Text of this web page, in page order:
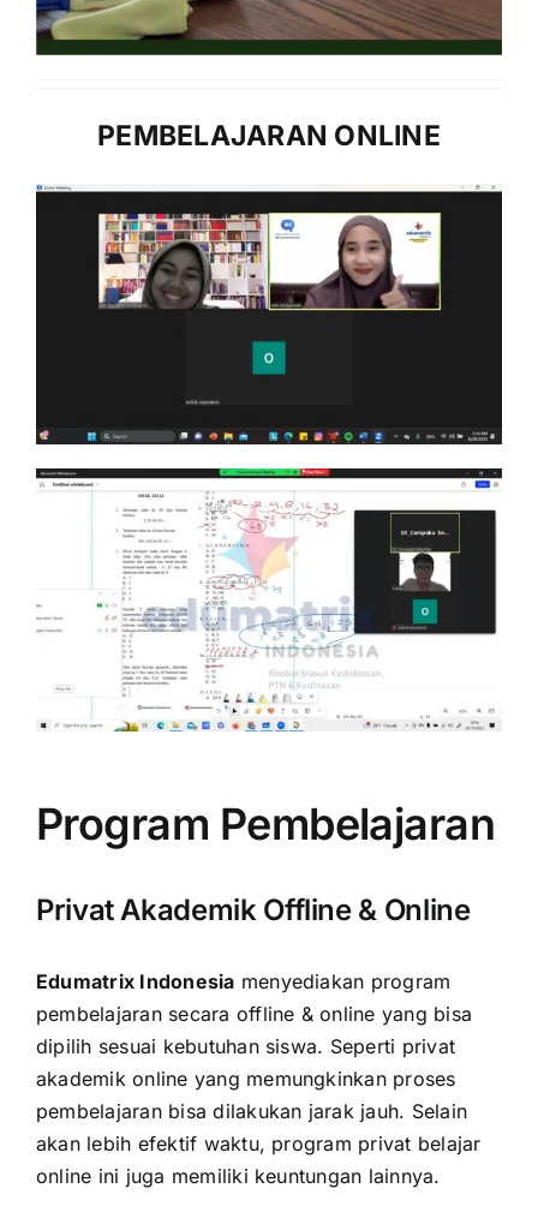
PEMBELAJARAN ONLINE
Program Pembelajaran
Privat Akademik Offline & Online
Edumatrix Indonesia menyediakan program
pembelajaran secara offline & online yang bisa
dipilih sesuai kebutuhan siswa. Seperti privat
akademik online yang memungkinkan proses
pembelajaran bisa dilakukan jarak jauh. Selain
akan lebih efektif waktu, program privat belajar
online ini juga memiliki keuntungan lainnya.